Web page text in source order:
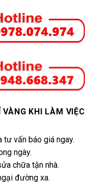
VÀNG KHI LÀM VIỆC
tư vấn báo giá ngay.
ngày.
chữa tận nhà.
đường xa.